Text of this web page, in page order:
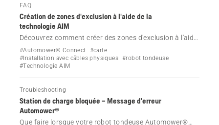
FAQ
Création de zones d'exclusion à l'aide de la
technologie AIM
Découvrez comment créer des zones d'exclusion à l'aide
de la technologie AIM de votre robot tondeuse
Automower® avec câble périphérique physique. Suivez
notre guide étape par étape pour protéger des zones
spécifiques de votre pelouse.
#Automower® Connect
#carte
#Installation avec câbles physiques #robot tondeuse
#Technologie AIM
Troubleshooting
Station de charge bloquée – Message d'erreur
Automower®
Que faire lorsque votre robot tondeuse Automower®